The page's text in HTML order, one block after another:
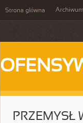
Strona główna Archiwum
PRZEMYSŁ